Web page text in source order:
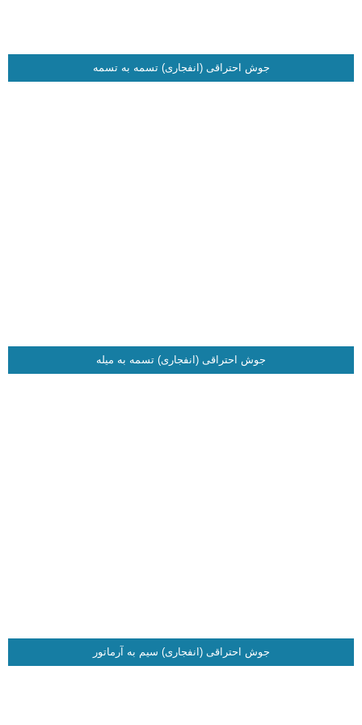
جوش احتراقی (انفجاری) تسمه به تسمه
جوش احتراقی (انفجاری) تسمه به میله
جوش احتراقی (انفجاری) سیم به آرماتور